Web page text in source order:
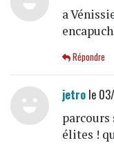
a
Répondre
jetrole
parcours
élites !